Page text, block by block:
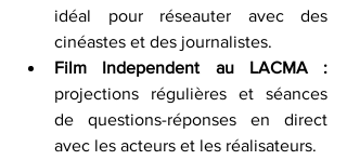
idéal pour réseauter avec des
cinéastes et des journalistes.
projections régulières et séances
de questions-réponses en direct
avec les acteurs et les réalisateurs.